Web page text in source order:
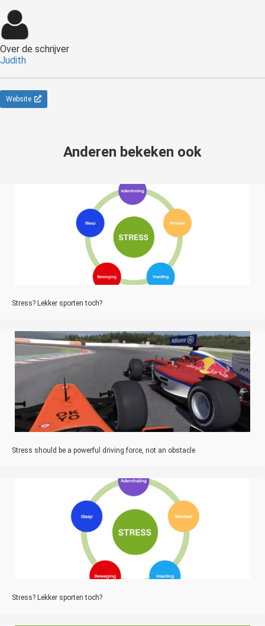
Over de schrijver
Judith
Website
Anderen bekeken ook
Stress? Lekker sporten toch?
Stress should be a powerful driving force, not an obstacle
Stress? Lekker sporten toch?